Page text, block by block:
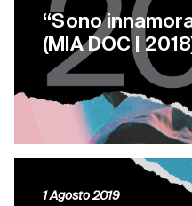
“Sono
(MIA DOC |
1 Agosto 2019